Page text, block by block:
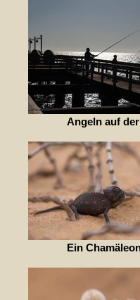
Angeln auf
Ein